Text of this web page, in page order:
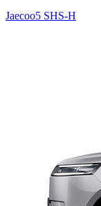
Jaecoo5 SHS-H